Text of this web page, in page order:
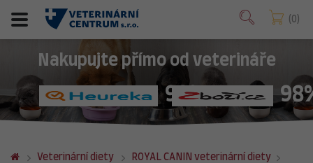
0
Nakupujte přímo od veterináře
98%
Veterinární diety
ROYAL CANIN veterinární diety